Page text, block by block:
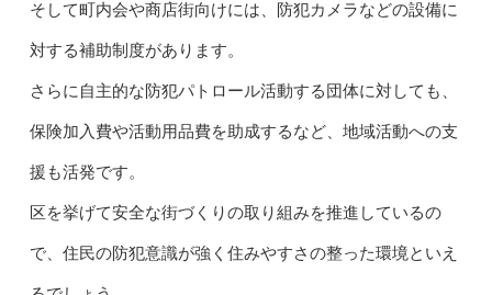
そして町内会や商店街向けには、防犯カメラなどの設備に
対する補助制度があります。
さらに自主的な防犯パトロール活動する団体に対しても、
保険加入費や活動用品費を助成するなど、地域活動への支
援も活発です。
区を挙げて安全な街づくりの取り組みを推進しているの
で、住民の防犯意識が強く住みやすさの整った環境といえ